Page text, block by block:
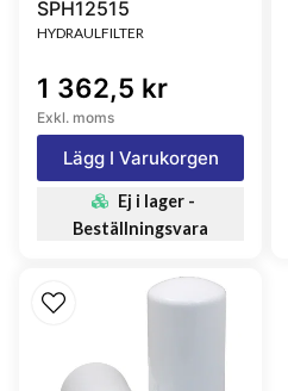
SPH12515
HYDRAULFILTER
1 362,5 kr
Exkl. moms
Lägg I Varukorgen
Ej i lager -
Beställningsvara